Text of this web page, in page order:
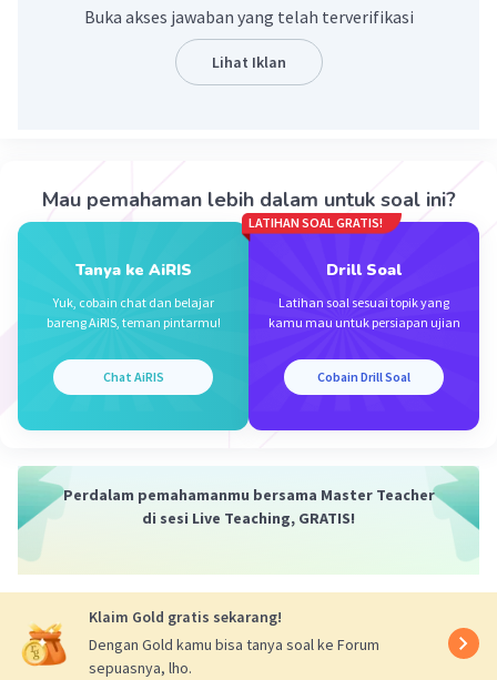
Ditanya :
Keseimbangan setelah subsidi?
Mencari P dari syarat keseimbangan pasar
Beri Rating 0 Balas
Buka akses jawaban yang telah terverifikasi
Lihat Iklan
Mau pemahaman lebih dalam untuk soal ini?
Tanya ke AiRIS
Yuk, cobain chat dan belajar
bareng AiRIS, teman pintarmu!
Chat AiRIS
LATIHAN SOAL GRATIS!
Drill Soal
Latihan soal sesuai topik yang
kamu mau untuk persiapan ujian
Cobain Drill Soal
Perdalam pemahamanmu bersama Master Teacher
di sesi Live Teaching, GRATIS!
Klaim Gold gratis sekarang!
Dengan Gold kamu bisa tanya soal ke Forum
sepuasnya, lho.